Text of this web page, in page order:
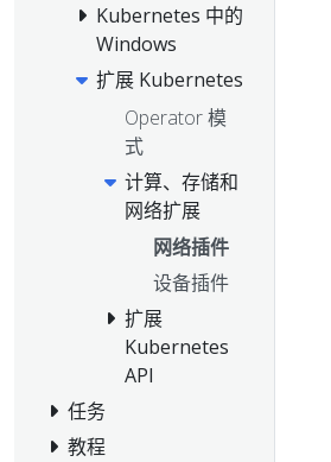
Kubernetes 中的
Windows
扩展 Kubernetes
Operator 模
式
计算、存储和
网络扩展
网络插件
设备插件
扩展
Kubernetes
API
任务
教程